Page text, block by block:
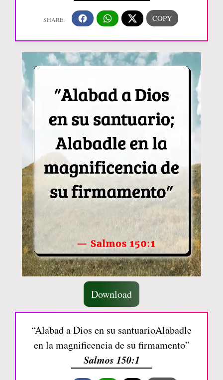
Download
“Alabad a Dios en su santuarioAlabadle
en la magnificencia de su firmamento”
Salmos 150:1